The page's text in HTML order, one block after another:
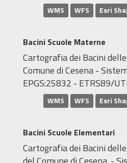
WMS WFS Esri
Bacini Scuole Materne
Cartografia dei Bacini
Comune di Cesena -
EPGS:25832 - ETRS89/
WMS WFS Esri
Bacini Scuole Elementari
Cartografia dei Bacini